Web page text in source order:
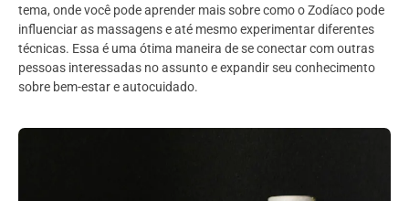
tema, onde você pode aprender mais sobre como o Zodíaco pode
influenciar as massagens e até mesmo experimentar diferentes
técnicas. Essa é uma ótima maneira de se conectar com outras
pessoas interessadas no assunto e expandir seu conhecimento
sobre bem-estar e autocuidado.